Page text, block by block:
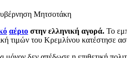
Μητσοτάκη
αέριο στην ελληνική αγορά. Το
τιμών του Κρεμλίνου κατέστησε